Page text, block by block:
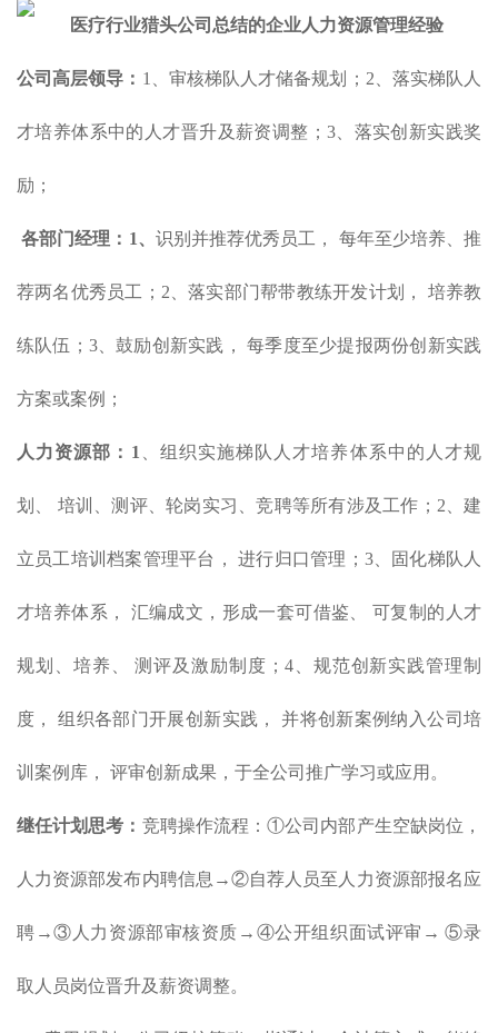
公司高层领导： 1、审核梯队人才储备规划；2、落实梯队人
才培养体系中的人才晋升及薪资调整；3、落实创新实践奖
励；
各部门经理： 1、 识别并推荐优秀员工， 每年至少培养、推
荐两名优秀员工；2、落实部门帮带教练开发计划， 培养教
练队伍；3、鼓励创新实践， 每季度至少提报两份创新实践
方案或案例；
人力资源部：1 、组织实施梯队人才培养体系中的人才规
划、 培训、测评、轮岗实习、竞聘等所有涉及工作；2、建
立员工培训档案管理平台， 进行归口管理；3、固化梯队人
才培养体系， 汇编成文，形成一套可借鉴、 可复制的人才
规划、培养、 测评及激励制度；4、规范创新实践管理制
度， 组织各部门开展创新实践， 并将创新案例纳入公司培
训案例库， 评审创新成果，于全公司推广学习或应用。
继任计划思考： 竞聘操作流程：①公司内部产生空缺岗位，
人力资源部发布内聘信息→②自荐人员至人力资源部报名应
聘→③人力资源部审核资质→④公开组织面试评审→ ⑤录
取人员岗位晋升及薪资调整。